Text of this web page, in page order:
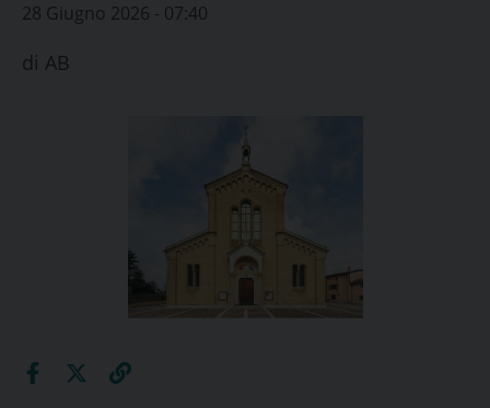
28 Giugno 2026 - 07:40
di AB